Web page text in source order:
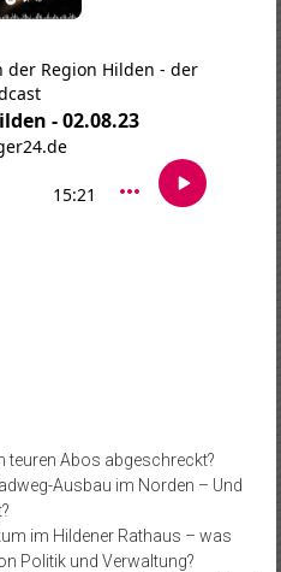
teuren Abos abgeschreckt?
Ausbau im Norden – Und
im Hildener Rathaus – was
Politik und Verwaltung?